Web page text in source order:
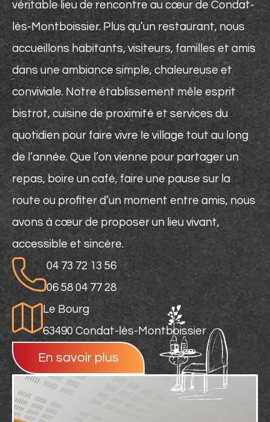
véritable lieu de rencontre au cœur de Condat-
lès-Montboissier. Plus qu’un restaurant, nous
accueillons habitants, visiteurs, familles et amis
dans une ambiance simple, chaleureuse et
conviviale. Notre établissement mêle esprit
bistrot, cuisine de proximité et services du
quotidien pour faire vivre le village tout au long
de l’année. Que l’on vienne pour partager un
repas, boire un café, faire une pause sur la
route ou profiter d’un moment entre amis, nous
avons à cœur de proposer un lieu vivant,
accessible et sincère.
04 73 72 13 56
06 58 04 77 28
Le Bourg
63490 Condat-lès-Montboissier
En savoir plus